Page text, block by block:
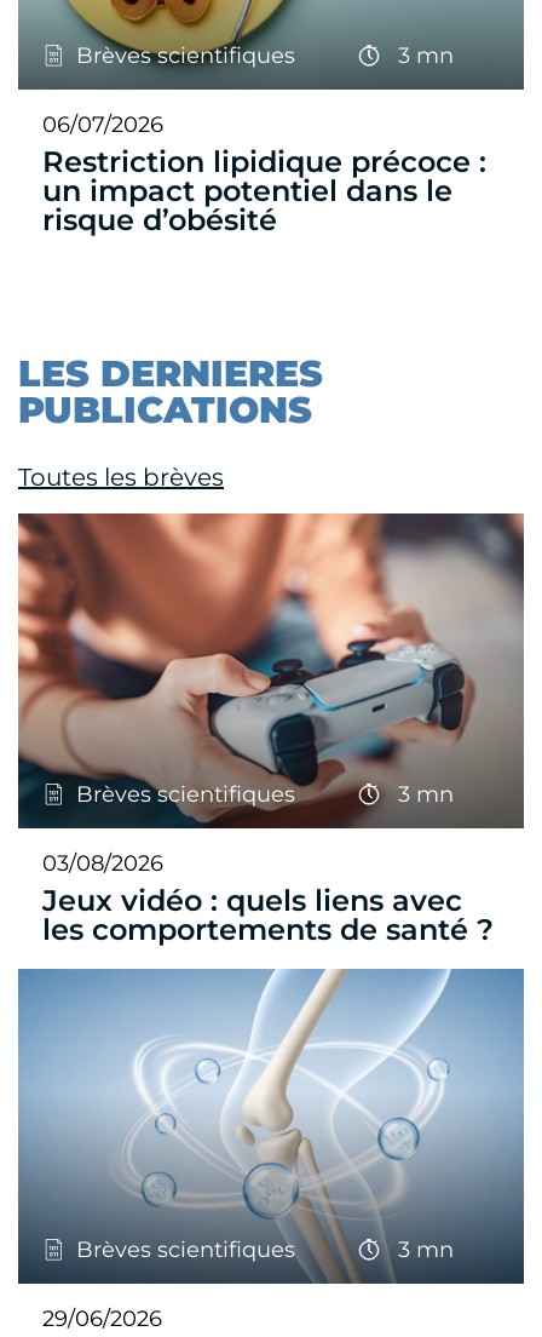
Brèves scientifiques 3 mn
06/07/2026
Restriction lipidique précoce :
un impact potentiel dans le
risque d’obésité
LES DERNIERES
PUBLICATIONS
Toutes les brèves
Brèves scientifiques 3 mn
03/08/2026
Jeux vidéo : quels liens avec
les comportements de santé ?
Brèves scientifiques 3 mn
29/06/2026